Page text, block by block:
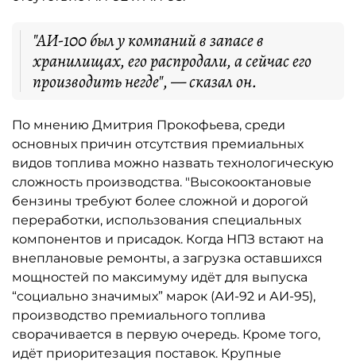
"АИ-100 был у компаний в запасе в
хранилищах, его распродали, а сейчас его
производить негде", — сказал он.
По мнению Дмитрия Прокофьева, среди
основных причин отсутствия премиальных
видов топлива можно назвать технологическую
сложность производства. "Высокооктановые
бензины требуют более сложной и дорогой
переработки, использования специальных
компонентов и присадок. Когда НПЗ встают на
внеплановые ремонты, а загрузка оставшихся
мощностей по максимуму идёт для выпуска
“социально значимых” марок (АИ-92 и АИ-95),
производство премиального топлива
сворачивается в первую очередь. Кроме того,
идёт приоритезация поставок. Крупные